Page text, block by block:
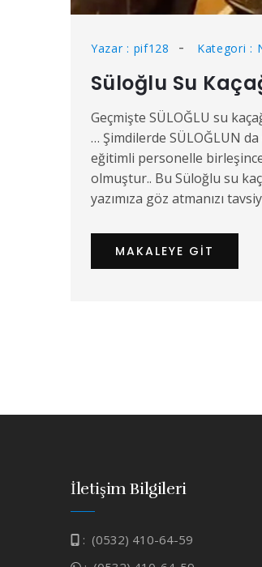
Yazar : pif128 Kategori :
Süloğlu Su
Geçmişte SÜLOĞLU su
… Şimdilerde SÜLOĞLUN
eğitimli personelle
olmuştur.. Bu Süloğlu su
yazımıza göz atmanızı
MAKALEYE GIT
İletişim Bilgileri
: (0532) 410-64-59